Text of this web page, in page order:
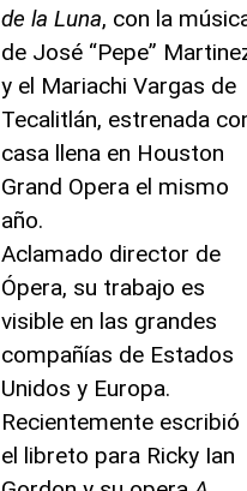
de la Luna, con la
de José “Pepe”
y el Mariachi Vargas de
Tecalitlán, estrenada
casa llena en Houston
Grand Opera el mismo
año.
Aclamado director de
Ópera, su trabajo es
visible en las grandes
compañías de Estados
Unidos y Europa.
Recientemente escribió
el libreto para Ricky Ian